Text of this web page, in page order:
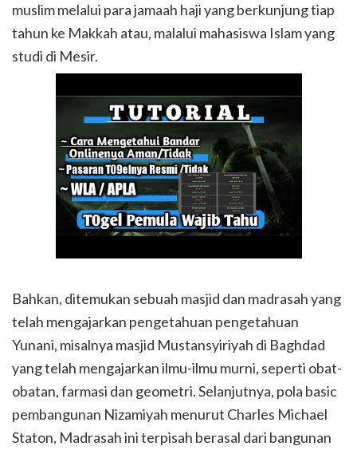
muslim melalui para jamaah haji yang berkunjung tiap
tahun ke Makkah atau, malalui mahasiswa Islam yang
studi di Mesir.
Bahkan, ditemukan sebuah masjid dan madrasah yang
telah mengajarkan pengetahuan pengetahuan
Yunani, misalnya masjid Mustansyiriyah di Baghdad
yang telah mengajarkan ilmu-ilmu murni, seperti obat-
obatan, farmasi dan geometri. Selanjutnya, pola basic
pembangunan Nizamiyah menurut Charles Michael
Staton, Madrasah ini terpisah berasal dari bangunan